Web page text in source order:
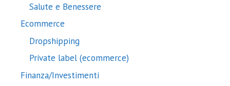
Salute e Benessere
Ecommerce
Dropshipping
Private label (ecommerce)
Finanza/Investimenti